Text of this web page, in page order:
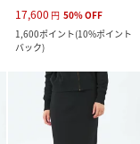
17,600 円 50%OFF
1,600ポイント(10%ポイント
バック)